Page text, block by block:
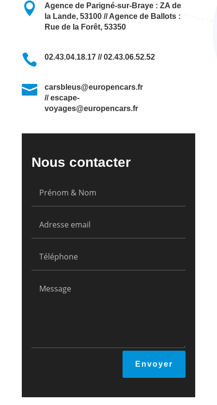

Agence de Parigné-sur-Braye : ZA de
la Lande, 53100 // Agence de Ballots :
Rue de la Forêt, 53350
 02.43.04.18.17 // 02.43.06.52.52

carsbleus@europencars.fr
// escape-
voyages@europencars.fr
Nous contacter
Envoyer